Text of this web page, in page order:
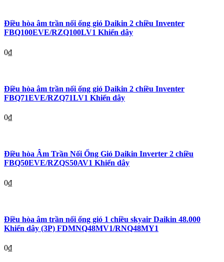
Điều hòa âm trần nối ống gió Daikin 2 chiều Inventer
FBQ100EVE/RZQ100LV1 Khiển dây
0₫
Điều hòa âm trần nối ống gió Daikin 2 chiều Inventer
FBQ71EVE/RZQ71LV1 Khiển dây
0₫
Điều hòa Âm Trần Nối Ống Gió Daikin Inverter 2 chiều
FBQ50EVE/RZQS50AV1 Khiển dây
0₫
Điều hòa âm trần nối ống gió 1 chiều skyair Daikin 48.000
Khiển dây (3P) FDMNQ48MV1/RNQ48MY1
0₫